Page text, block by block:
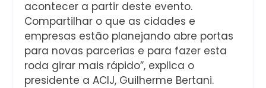
acontecer a partir deste evento.
Compartilhar o que as cidades e
empresas estão planejando abre portas
para novas parcerias e para fazer esta
roda girar mais rápido”, explica o
presidente a ACIJ, Guilherme Bertani.